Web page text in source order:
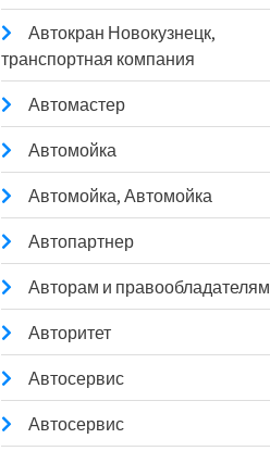
Автокран Новокузнецк,
транспортная компания
Автомастер
Автомойка
Автомойка, Автомойка
Автопартнер
Авторам и правообладателям
Авторитет
Автосервис
Автосервис